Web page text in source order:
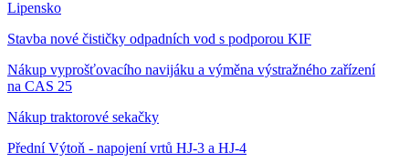
Lipensko
Stavba nové čističky odpadních vod s podporou KIF
Nákup vyprošťovacího navijáku a výměna výstražného zařízení
na CAS 25
Nákup traktorové sekačky
Přední Výtoň - napojení vrtů HJ-3 a HJ-4